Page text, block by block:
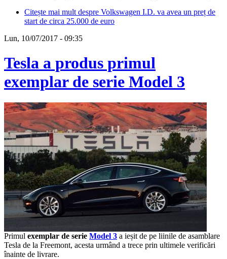
Citește mai mult despre Volkswagen I.D. va avea un preț de
start de circa 25.000 de euro
Lun, 10/07/2017 - 09:35
Tesla a produs primul
exemplar de serie Model 3
Primul exemplar de serie Model 3 a ieșit de pe liinile de asamblare
Tesla de la Freemont, acesta urmând a trece prin ultimele verificări
înainte de livrare.